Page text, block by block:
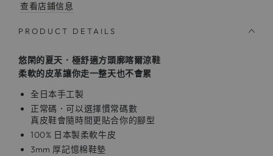
查看店鋪信息
PRODUCT DETAILS
悠閑的夏天．極舒適方頭廓喀爾涼鞋
柔軟的皮革讓你走一整天也不會累
全日本手工製
正常碼．可以選擇慣常碼數
真皮鞋會隨時間更貼合你的腳型
100% 日本製柔軟牛皮
3mm 厚記憶棉鞋墊